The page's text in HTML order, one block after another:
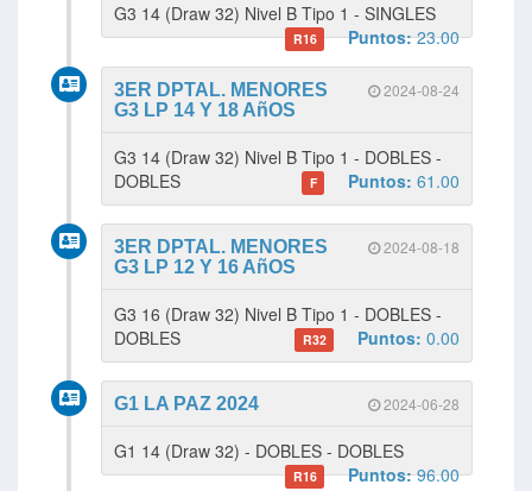
G3 14 (Draw 32) Nivel B Tipo 1 - SINGLES
R16 Puntos:23.00
2024-08-24
3ER DPTAL. MENORES
G3 LP 14 Y 18 AñOS
G3 14 (Draw 32) Nivel B Tipo 1 - DOBLES -
DOBLES
F Puntos: 61.00
2024-08-18
3ER DPTAL. MENORES
G3 LP 12 Y 16 AñOS
G3 16 (Draw 32) Nivel B Tipo 1 - DOBLES -
DOBLES
R32 Puntos: 0.00
2024-06-28
G1 LA PAZ 2024
G1 14 (Draw 32) - DOBLES - DOBLES
R16 Puntos:96.00